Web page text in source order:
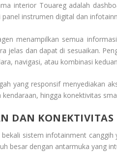
interior Touareg adalah
panel instrumen digital dan
menampilkan semua
jelas dan dapat di sesuaikan.
navigasi, atau kombinasi
yang responsif menyediakan
hingga konektivitas
DAN KONEKTIVITAS
sistem infotainment
besar dengan antarmuka yang